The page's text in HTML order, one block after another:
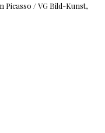
Picasso / VG Bild-Kunst,